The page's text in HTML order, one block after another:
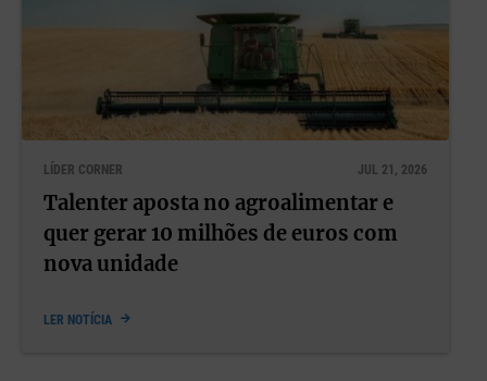
LÍDER CORNER JUL 21, 2026
Talenter aposta no agroalimentar e
quer gerar 10 milhões de euros com
nova unidade
LER NOTÍCIA